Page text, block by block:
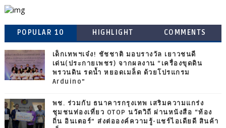
POPULAR 10 HIGHLIGHT COMMENTS
เด็กเทพฯเจ๋ง! ชัชชาติ มอบรางวัล เยาวชนดี
เด่น(ประกายเพชร) จากผลงาน “เครื่องขุดดิน
พรวนดิน รดน้ำ หยอดเมล็ด ด้วยโปรแกรม
Arduino”
พช. ร่วมกับ ธนาคารกรุงเทพ เสริมความแกร่ง
ชุมชนท่องเที่ยว OTOP นวัตวิถี ผ่านหนังสือ “ท้อง
ถิ่น อินเตอร์” ส่งต่อองค์ความรู้-แชร์ไอเดียดี สินค้า